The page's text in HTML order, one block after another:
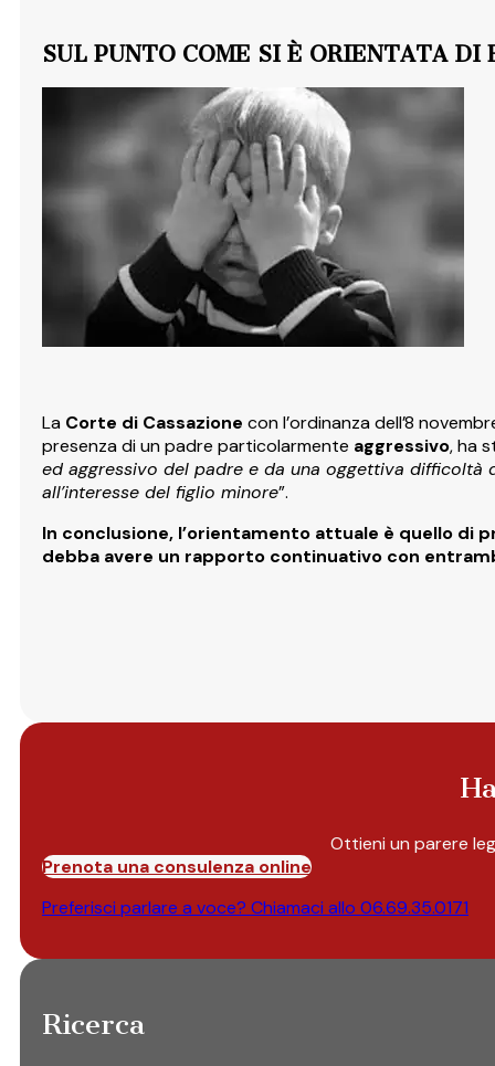
SUL PUNTO COME SI È ORIENTATA DI
La Corte di Cassazione con l’ordinanza dell’8
presenza di un padre particolarmente aggressivo, ha
ed aggressivo del padre e da una oggettiva
all’interesse del figlio minore”.
In conclusione, l’orientamento attuale è quello di
debba avere un rapporto continuativo con
Ottieni un parere
Prenota una consulenza online
Preferisci parlare a voce? Chiamaci allo 06.69.35.0171
Ricerca